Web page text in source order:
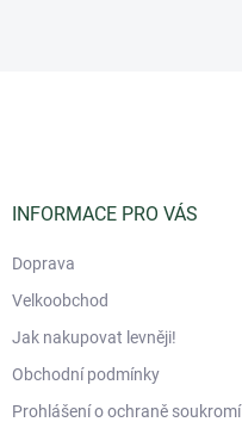
INFORMACE PRO VÁS
Doprava
Velkoobchod
Jak nakupovat levněji!
Obchodní podmínky
Prohlášení o ochraně soukromí